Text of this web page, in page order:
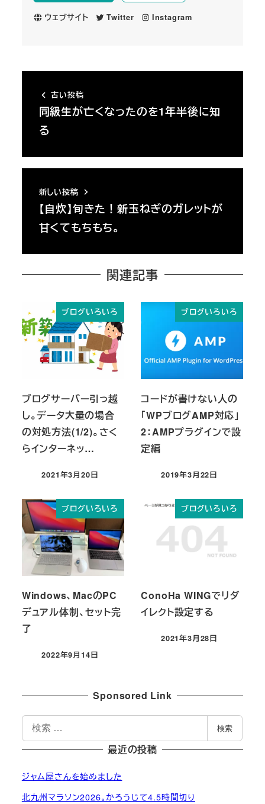
ウェブサイト Twitter Instagram
古い投稿
同級生が亡くなったのを1年半後に知
る
新しい投稿
【自炊】旬きた！新玉ねぎのガレットが
甘くてもちもち。
関連記事
ブログいろいろ
ブログサーバー引っ越
し。データ大量の場合
の対処方法(1/2)。さく
らインターネッ…
投稿日
2021年3月20日
ブログいろいろ
コードが書けない人の
「WPブログAMP対応」
2：AMPプラグインで設
定編
投稿日
2019年3月22日
ブログいろいろ
Windows、MacのPC
デュアル体制、セット完
了
投稿日
2022年9月14日
ブログいろいろ
ConoHa WINGでリダ
イレクト設定する
投稿日
2021年3月28日
Sponsored Link
索
検索
最近の投稿
ジャム屋さんを始めました
北九州マラソン2026。かろうじて4.5時間切り